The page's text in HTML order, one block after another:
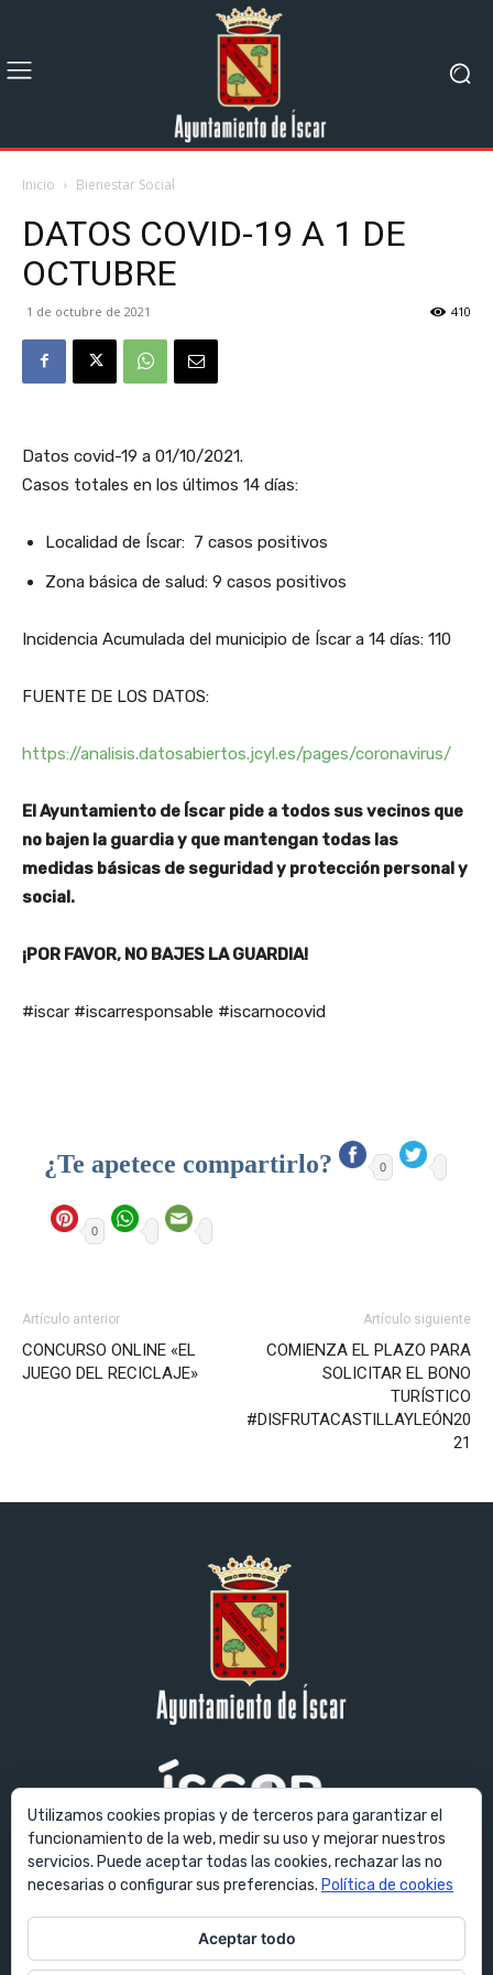
Inicio Bienestar Social
DATOS COVID-19 A 1 DE
OCTUBRE
1 de octubre de 2021 410
Datos covid-19 a 01/10/2021.
Casos totales en los últimos 14 días:
Localidad de Íscar: 7 casos positivos
Zona básica de salud: 9 casos positivos
Incidencia Acumulada del municipio de Íscar a 14 días: 110
FUENTE DE LOS DATOS:
https://analisis.datosabiertos.jcyl.es/pages/coronavirus/
El Ayuntamiento de Íscar pide a todos sus vecinos que
no bajen la guardia y que mantengan todas las
medidas básicas de seguridad y protección personal y
social.
¡POR FAVOR, NO BAJES LA GUARDIA!
#iscar #iscarresponsable #iscarnocovid
¿Te apetece compartirlo? 0
0
Artículo anterior
CONCURSO ONLINE «EL
JUEGO DEL RECICLAJE»
Artículo siguiente
COMIENZA EL PLAZO PARA
SOLICITAR EL BONO
TURÍSTICO
#DISFRUTACASTILLAYLEÓN20
21
© Ayuntamiento de Íscar. Todos los derechos reservados. Plaza
ayuntamiento@villadeiscar.es
Utilizamos cookies propias y de terceros para garantizar el
funcionamiento de la web, medir su uso y mejorar nuestros
servicios. Puede aceptar todas las cookies, rechazar las no
necesarias o configurar sus preferencias. Política de cookies
Aceptar todo